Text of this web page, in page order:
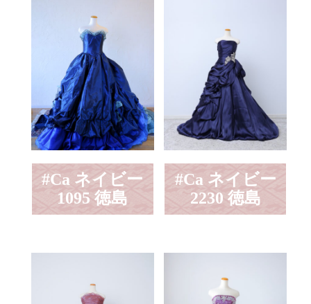
#Ca ネイビー
1095 徳島
#Ca ネイビー
2230 徳島